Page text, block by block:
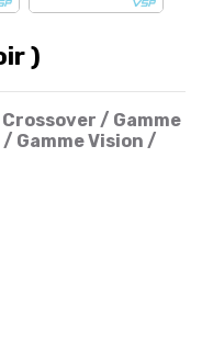
)
/ Gamme
Gamme Vision /